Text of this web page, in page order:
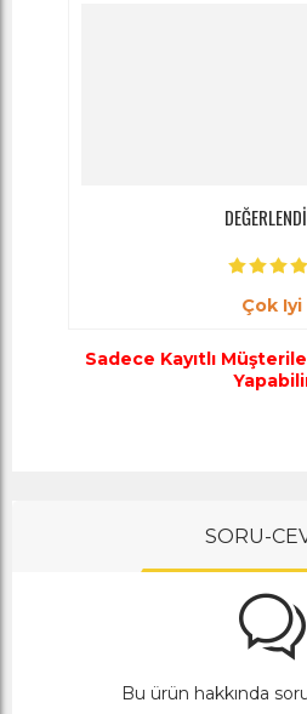
Çok Iyi
Sadece Kayıtlı
SORU-
Bu ürün hakkında